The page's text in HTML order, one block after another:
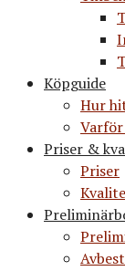
Köpguide
Hur
Priser &
Priser